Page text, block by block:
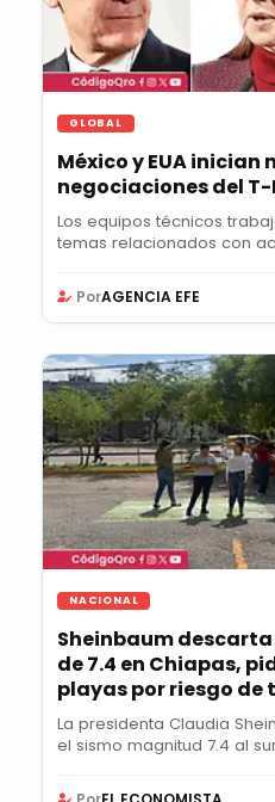
GLOBAL
México y EUA inician
negociaciones del T-
Los equipos técnicos
temas relacionados con
PorAGENCIA EFE
NACIONAL
Sheinbaum
de 7.4 en Chiapas,
playas por riesgo de
La presidenta Claudia
el sismo magnitud 7.4 al